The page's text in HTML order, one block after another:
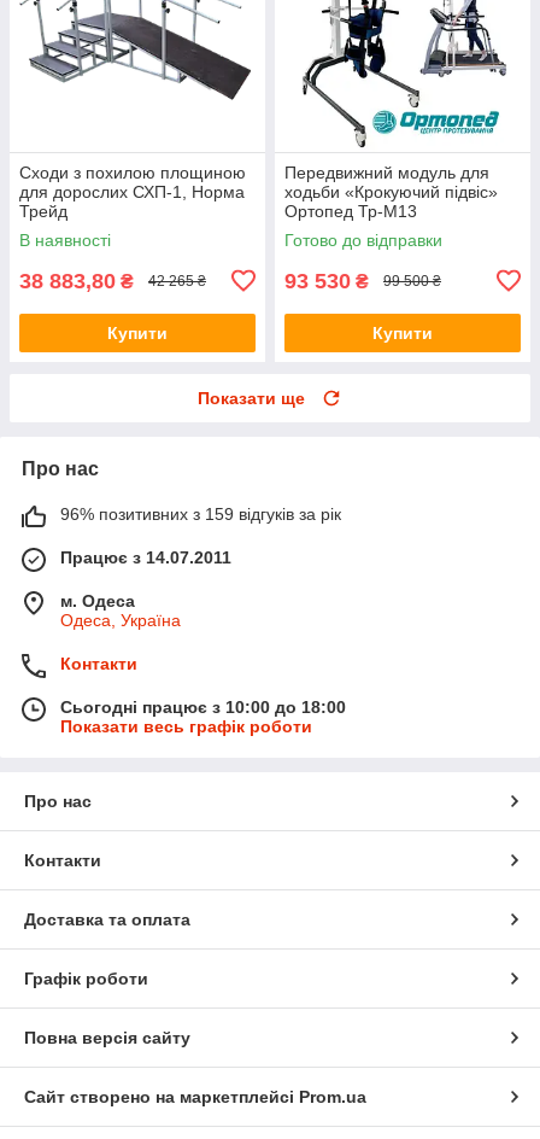
Сходи з похилою площиною
для дорослих СХП-1, Норма
Трейд
В наявності
38 883,80 ₴ 42 265 ₴
Купити
Передвижний модуль для
ходьби «Крокуючий підвіс»
Ортопед Тр-М13
Готово до відправки
93 530 ₴ 99 500 ₴
Купити
Показати ще
Про нас
96% позитивних з 159 відгуків за рік
Працює з 14.07.2011
м. Одеса
Одеса, Україна
Контакти
Сьогодні працює з 10:00 до 18:00
Показати весь графік роботи
Про нас
Контакти
Доставка та оплата
Графік роботи
Повна версія сайту
Сайт створено на маркетплейсі Prom.ua